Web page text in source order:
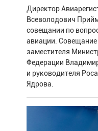
Директор
Всеволодович
совещании по
авиации.
заместителя
Федерации
и руководителя
Ядрова.